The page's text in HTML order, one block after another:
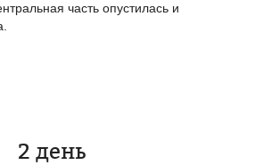
часть опустилась и
2 день